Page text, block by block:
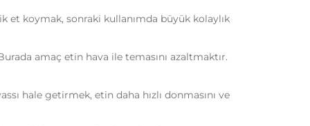
et koymak, sonraki kullanımda büyük kolaylık
amaç etin hava ile temasını azaltmaktır.
hale getirmek, etin daha hızlı donmasını ve